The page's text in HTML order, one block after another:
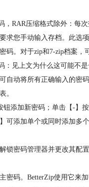
，RAR压缩格式除外：每
求您手动输入存档。此选
码。对于zip和7-zip档案，
：见上文为什么这可能不是
自动将所有正确输入的密码
。
添加新密码；单击【-】按
可添加单个或同时添加多
锁密码管理器并更改其配
密码。BetterZip使用它来